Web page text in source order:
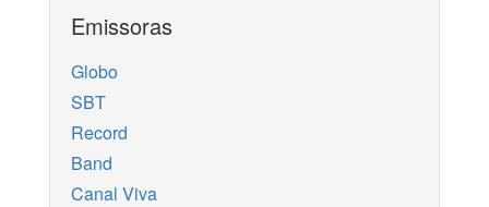
Emissoras
Globo
SBT
Record
Band
Canal Viva